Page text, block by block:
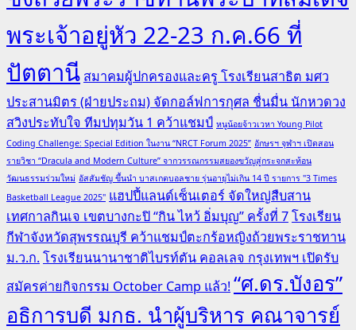
พระเจ้าอยู่หัว 22-23 ก.ค.66 ที่
ปัตตานี สมาคมผู้ปกครองและครู โรงเรียนสาธิต มศว
ประสานมิตร (ฝ่ายประถม) จัดกอล์ฟการกุศล ชื่นมื่น นักหวดวง
สวิงประทับใจ ทีมปทุมวัน 1 คว้าแชมป์ หนูน้อยจ้าวเวหา Young Pilot
Coding Challenge: Special Edition ในงาน “NRCT Forum 2025” อักษรฯ จุฬาฯ เปิดสอน
รายวิชา “Dracula and Modern Culture” จากวรรณกรรมสยองขวัญสู่กระจกสะท้อน
วัฒนธรรมร่วมใหม่ อัสสัมชัญ ขึ้นนำ บาสเกตบอลชาย รุ่นอายุไม่เกิน 14 ปี รายการ "3 Times
Basketball League 2025" แฮปปี้แลนด์เซ็นเตอร์ จัดใหญ่สืบสาน
เทศกาลกินเจ เขตบางกะปิ “กิน ไหว้ อิ่มบุญ” ครั้งที่ 7โรงเรียน
กีฬาจังหวัดสุพรรณบุรี คว้าแชมป์ตะกร้อหญิงถ้วยพระราชทาน
ม.ว.ก.โรงเรียนนานาชาติไบรท์ตัน คอลเลจ กรุงเทพฯ เปิดรับ
สมัครค่ายกิจกรรม October Camp แล้ว!“ศ.ดร.บังอร”
อธิการบดี มกธ. นำผู้บริหาร คณาจารย์